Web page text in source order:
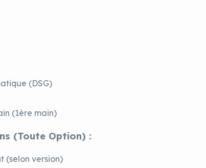
(DSG)
(1ère main)
(Toute Option) :
(selon version)